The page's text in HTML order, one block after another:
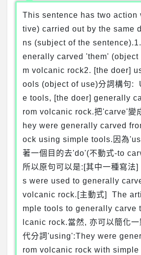
This sentence has two action
tive) carried out by the same
ns (subject of the
enerally carved 'them' (object
m volcanic rock2. [the doer]
ools (object of use)分詞構句:
e tools, [the doer] generally
rom volcanic rock.把'carve'變
hey were generally carved
ock using simple tools.因為
著一個目的去'do'(不動式-to
所以原句可以是:[其中一種寫法
s were used to generally
volcanic rock.[主動式] The
mple tools to generally carve
lcanic rock.當然, 亦可以簡化
代分詞'using':They were
rom volcanic rock with simple